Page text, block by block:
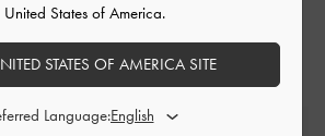
acquisto?
States of America.
STATES OF AMERICA SITE
Language: